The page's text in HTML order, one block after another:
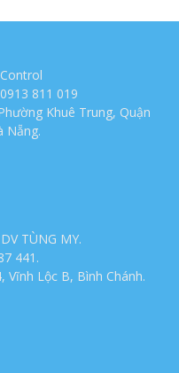
811 019
Khuê Trung, Quận
Nẵng.
TÙNG MY.
441.
Vĩnh Lộc B, Bình Chánh.